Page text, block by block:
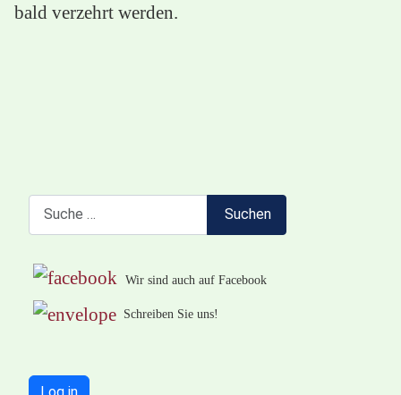
bald verzehrt werden.
Suchen
Wir sind auch auf Facebook
Schreiben Sie uns!